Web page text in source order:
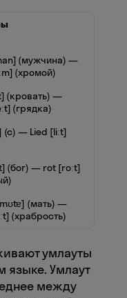
(мужчина) —
(хромой)
(кровать) —
(грядка)
(с) — Lied [liːt]
(бог) — rot [roːt]
(мать) —
(храбрость)
умлауты
языке. Умлаут
между